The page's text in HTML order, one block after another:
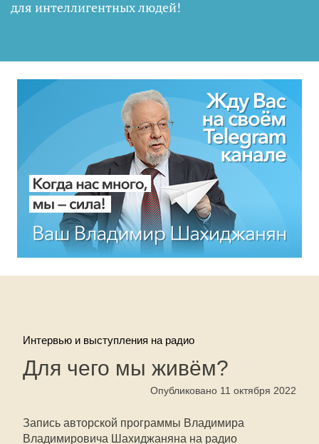
для интеллигентных людей!
Интервью и выступления на радио
Для чего мы живём?
Опубликовано 11 октября 2022
Запись авторской программы Владимира
Владимировича Шахиджаняна на радио